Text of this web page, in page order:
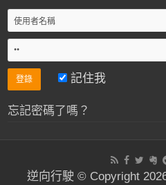
記住我
忘記密碼了嗎？
逆向行駛 © Copyright